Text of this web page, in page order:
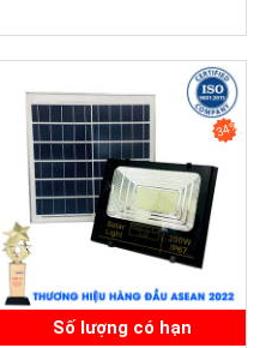
LƯỢNG ASEAN 2019
34%
Số lượng có hạn